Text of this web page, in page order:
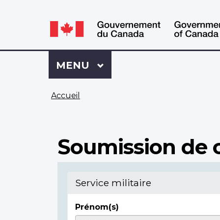
Language
switcher
Language
switcher
Se
connecter
à
Dossier
Menu
MENU PRINCIPAL
Accueil
Soumission de
Service militaire
Prénom(s)